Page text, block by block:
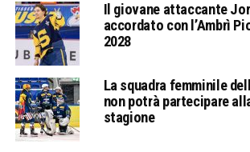
Il giovane attaccante
accordato con l’Ambrì
2028
La squadra femminile
non potrà partecipare
stagione